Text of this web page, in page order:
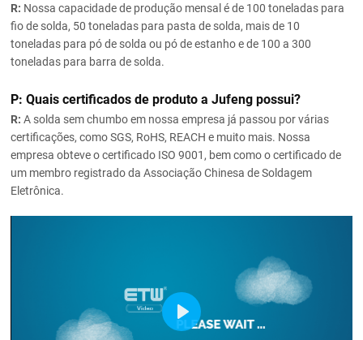
R: Nossa capacidade de produção mensal é de 100 toneladas para
fio de solda, 50 toneladas para pasta de solda, mais de 10
toneladas para pó de solda ou pó de estanho e de 100 a 300
toneladas para barra de solda.
P: Quais certificados de produto a Jufeng possui?
R: A solda sem chumbo em nossa empresa já passou por várias
certificações, como SGS, RoHS, REACH e muito mais. Nossa
empresa obteve o certificado ISO 9001, bem como o certificado de
um membro registrado da Associação Chinesa de Soldagem
Eletrônica.
Play